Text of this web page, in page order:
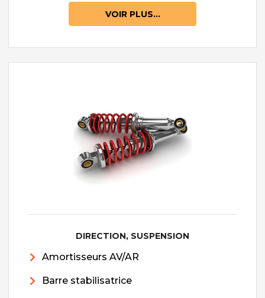
VOIR PLUS...
DIRECTION, SUSPENSION
Amortisseurs AV/AR
Barre stabilisatrice